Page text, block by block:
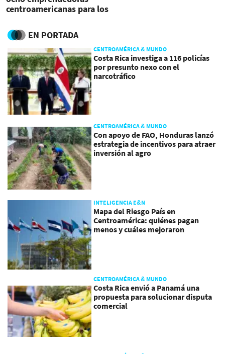
centroamericanas para los
negocio
EN PORTADA
CENTROAMÉRICA & MUNDO
Costa Rica investiga a 116 policías
por presunto nexo con el
narcotráfico
CENTROAMÉRICA & MUNDO
Con apoyo de FAO, Honduras lanzó
estrategia de incentivos para atraer
inversión al agro
INTELIGENCIA E&N
Mapa del Riesgo País en
Centroamérica: quiénes pagan
menos y cuáles mejoraron
CENTROAMÉRICA & MUNDO
Costa Rica envió a Panamá una
propuesta para solucionar disputa
comercial